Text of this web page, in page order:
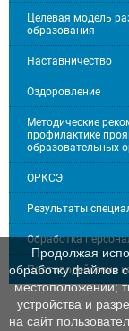
Целевая модель
образования
Наставничество
Оздоровление
Методические
профилактике
образовательных
ОРКСЭ
Результаты
Обработка
Противодействие
Продолжая
обработку файлов
местоположении;
устройства и
на сайт